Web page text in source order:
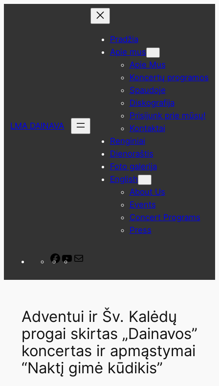
LMA DAINAVA
Pradžia
Apie mus
Apie Mus
Koncertų programos
Spaudoje
Diskografija
Prisijunk prie mūsų!
Kontaktai
Renginiai
Dienoraštis
Foto galerija
English
About Us
Events
Concert Programs
Press
Facebook
YouTube
Adventui ir Šv. Kalėdų
progai skirtas „Dainavos”
koncertas ir apmąstymai
“Naktį gimė kūdikis”